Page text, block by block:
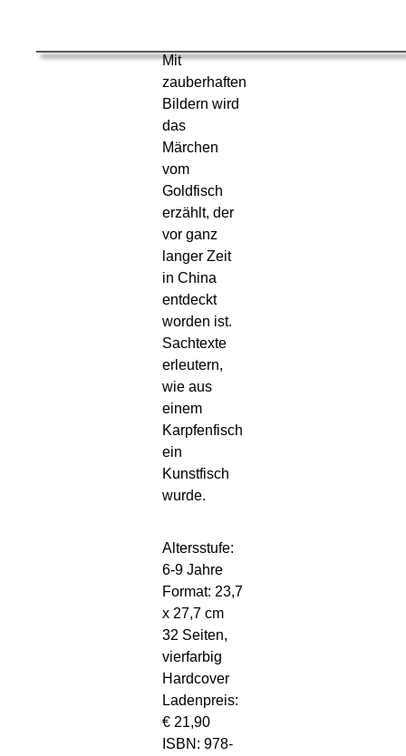
Mit
zauberhaften
Bildern wird
das
Märchen
vom
Goldfisch
erzählt, der
vor ganz
langer Zeit
in China
entdeckt
worden ist.
Sachtexte
erleutern,
wie aus
einem
Karpfenfisch
ein
Kunstfisch
wurde.
Altersstufe:
6-9 Jahre
Format: 23,7
x 27,7 cm
32 Seiten,
vierfarbig
Hardcover
Ladenpreis:
€ 21,90
ISBN: 978-